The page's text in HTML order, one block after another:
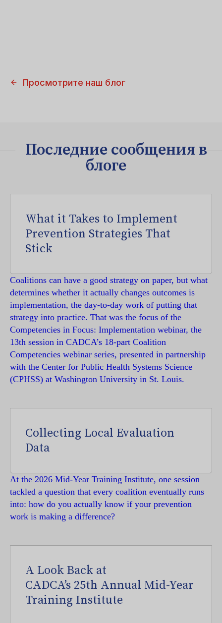
Просмотрите наш блог
Последние сообщения в
блоге
What it Takes to Implement
Prevention Strategies That
Stick
Coalitions can have a good strategy on paper, but what
determines whether it actually changes outcomes is
implementation, the day-to-day work of putting that
strategy into practice. That was the focus of the
Competencies in Focus: Implementation webinar, the
13th session in CADCA’s 18-part Coalition
Competencies webinar series, presented in partnership
with the Center for Public Health Systems Science
(CPHSS) at Washington University in St. Louis.
Collecting Local Evaluation
Data
At the 2026 Mid-Year Training Institute, one session
tackled a question that every coalition eventually runs
into: how do you actually know if your prevention
work is making a difference?
A Look Back at
CADCA’s 25th Annual Mid-Year
Training Institute